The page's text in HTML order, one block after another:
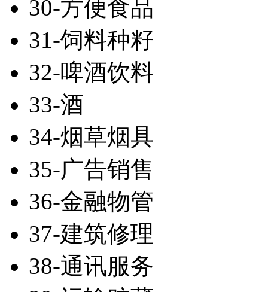
30-方便食品
31-饲料种籽
32-啤酒饮料
33-酒
34-烟草烟具
35-广告销售
36-金融物管
37-建筑修理
38-通讯服务